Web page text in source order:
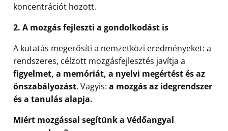
koncentrációt hozott.
2. A mozgás fejleszti a gondolkodást is
A kutatás megerősíti a nemzetközi eredményeket: a
rendszeres, célzott mozgásfejlesztés javítja a
figyelmet, a memóriát, a nyelvi megértést és az
önszabályozást. Vagyis:a mozgás az idegrendszer
és a tanulás alapja.
Miért mozgással segítünk a Védőangyal